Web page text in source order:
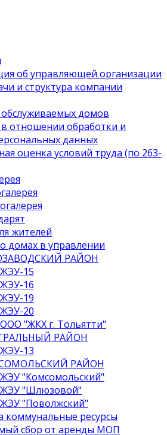
об управляющей организации
и структура компании
домов
отношении обработки и
данных
оценка условий труда (по 263-
жителей
домах в управлении
РАЙОН
ЖЭУ-15
ЖЭУ-16
ЖЭУ-19
ЖЭУ-20
ООО "ЖКХ г. Тольятти"
РАЙОН
ЖЭУ-13
РАЙОН
ЖЭУ "Комсомольский"
ЖЭУ "Шлюзовой"
ЖЭУ "Поволжский"
коммунальные ресурсы
сбор от аренды МОП